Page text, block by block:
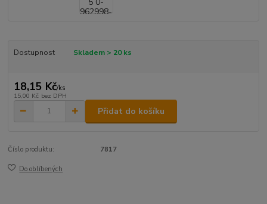
Dostupnost Skladem > 20 ks
18,15 Kč/ks
15,00 Kč bez DPH
Přidat do košíku
Číslo produktu: 7817
Do oblíbených